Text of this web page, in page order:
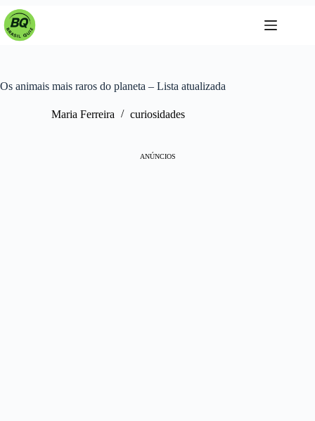
Pular
para
Os animais mais raros do planeta – Lista atualizada
Maria Ferreira curiosidades
ANÚNCIOS